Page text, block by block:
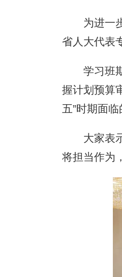
为进一步
省人大代表
学习班期
握计划预算
五”时期面临
大家表示
将担当作为